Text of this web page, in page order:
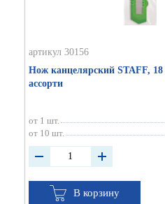
артикул 30156
Нож канцелярский STAFF,
ассорти
от 1 шт.
от 10 шт.
В корзину